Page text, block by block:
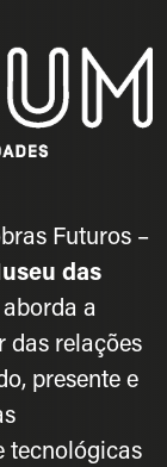
Futuros –
das
aborda a
das relações
presente e
tecnológicas